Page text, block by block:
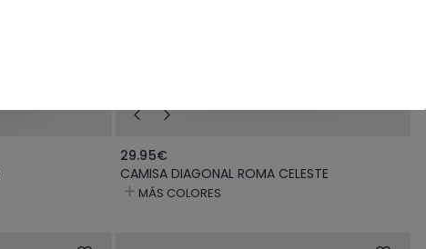
29.95€
CAMISA DIAGONAL ROMA CELESTE
MÁS COLORES